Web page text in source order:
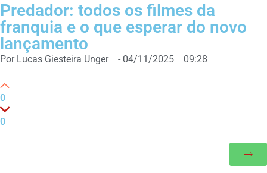
Predador: todos os filmes da
franquia e o que esperar do novo
lançamento
Por Lucas Giesteira Unger - 04/11/2025 09:28
0
0